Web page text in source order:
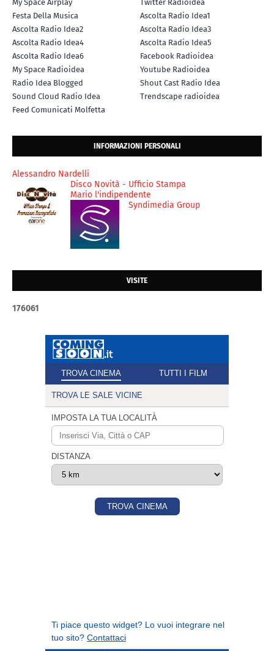
My Space Airplay
Twitter Radioidea
Festa Della Musica
Ascolta Radio Idea1
Ascolta Radio Idea2
Ascolta Radio Idea3
Ascolta Radio Idea4
Ascolta Radio Idea5
Ascolta Radio Idea6
Facebook Radioidea
My Space Radioidea
Youtube Radioidea
Radio Idea Blogged
Shout Cast Radio Idea
Sound Cloud Radio Idea
Trendscape radioidea
Feed Comunicati Molfetta
INFORMAZIONI PERSONALI
Alessandro Nardelli
Disco Novità - Ufficio Stampa
Mario l'indipendente
Syndimedia Group
VISITE
176061